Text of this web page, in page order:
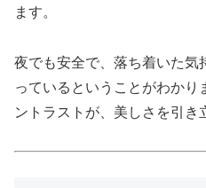
ます。
夜でも安全で、落ち着いた気
っているということがわかり
ントラストが、美しさを引き